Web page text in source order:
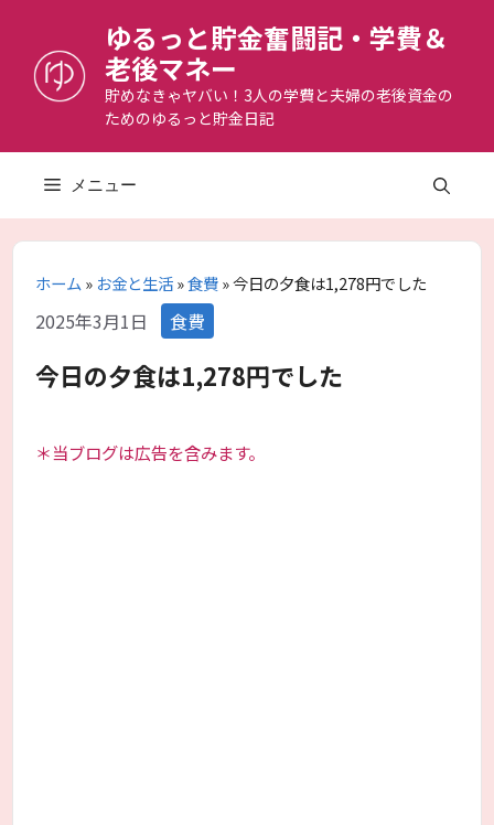
へ
ゆるっと貯金奮闘記・学費＆
老後マネー
貯めなきゃヤバい！3人の学費と夫婦の老後資金の
ためのゆるっと貯金日記
メニュー
ホーム» お金と生活»食費»今日の夕食は1,278円でした
2025年3月1日 カ
テ
ゴ
リ
食費
今日の夕食は1,278円でした
＊当ブログは広告を含みます。